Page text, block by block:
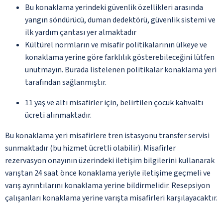
Bu konaklama yerindeki güvenlik özellikleri arasında
yangın söndürücü, duman dedektörü, güvenlik sistemi ve
ilk yardım çantası yer almaktadır
Kültürel normların ve misafir politikalarının ülkeye ve
konaklama yerine göre farklılık gösterebileceğini lütfen
unutmayın. Burada listelenen politikalar konaklama yeri
tarafından sağlanmıştır.
11 yaş ve altı misafirler için, belirtilen çocuk kahvaltı
ücreti alınmaktadır.
Bu konaklama yeri misafirlere tren istasyonu transfer servisi
sunmaktadır (bu hizmet ücretli olabilir). Misafirler
rezervasyon onayının üzerindeki iletişim bilgilerini kullanarak
varıştan 24 saat önce konaklama yeriyle iletişime geçmeli ve
varış ayrıntılarını konaklama yerine bildirmelidir. Resepsiyon
çalışanları konaklama yerine varışta misafirleri karşılayacaktır.